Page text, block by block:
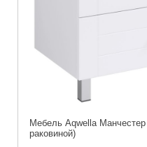
Мебель Aqwella
раковиной)